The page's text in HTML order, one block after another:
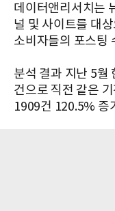
데이터앤리서치는
널 및 사이트를 대
소비자들의 포스팅
분석 결과 지난 5월
건으로 직전 같은
1909건 120.5% 증